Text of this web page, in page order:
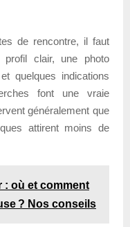
de rencontre, il faut
clair, une photo
quelques indications
font une vraie
généralement que
attirent moins de
: où et comment
? Nos conseils